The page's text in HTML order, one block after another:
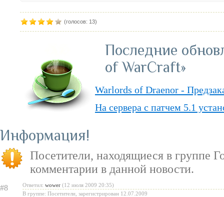
(голосов: 13)
Последние
of WarCraft»
Warlords of Draenor -
На сервера с патчем 5.1
«Душа Дракона» —
Информация
Посетители, находящиеся в группе
комментарии в данной новости.
#8 Ответил: wower (12 июля 2009 20:35)
В группе: Посетители, зарегистрирован 12.07.2009